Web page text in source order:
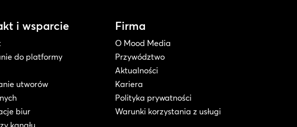
i wsparcie
do platformy
utworów
biur
kanału
Firma
O Mood Media
Przywództwo
Aktualności
Kariera
Polityka prywatności
Warunki korzystania z usługi